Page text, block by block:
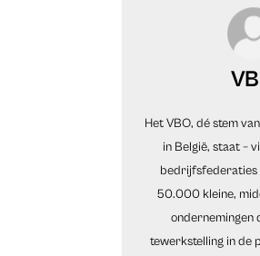
Het VBO, dé stem
in België, staat –
bedrijfsfederaties
50.000 kleine,
ondernemingen
tewerkstelling in de